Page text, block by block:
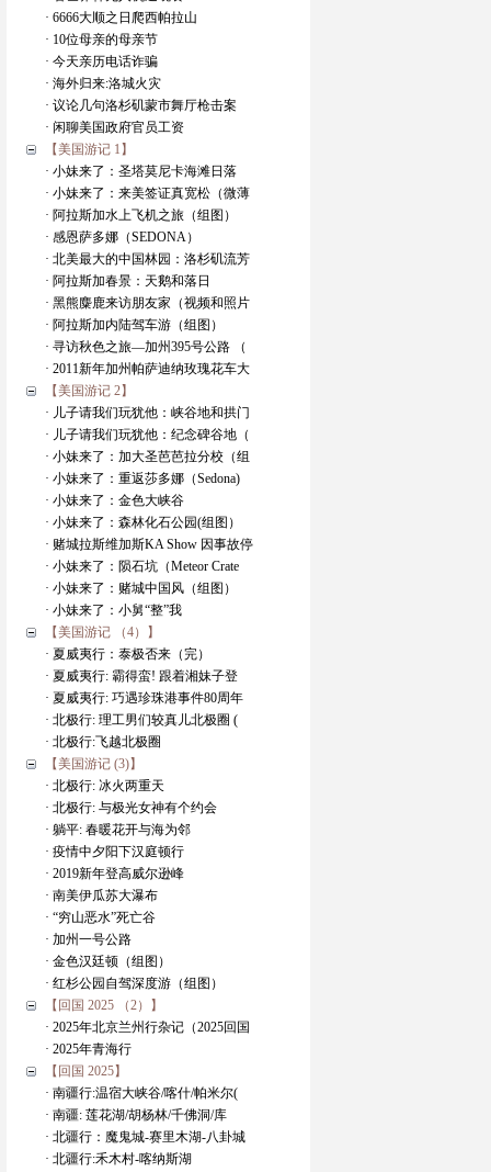
· 6666大顺之日爬西帕拉山
· 10位母亲的母亲节
· 今天亲历电话诈骗
· 海外归来:洛城火灾
· 议论几句洛杉矶蒙市舞厅枪击案
· 闲聊美国政府官员工资
【美国游记 1】
· 小妹来了：圣塔莫尼卡海滩日落
· 小妹来了：来美签证真宽松（微薄
· 阿拉斯加水上飞机之旅（组图）
· 感恩萨多娜（SEDONA）
· 北美最大的中国林园：洛杉矶流芳
· 阿拉斯加春景：天鹅和落日
· 黑熊麋鹿来访朋友家（视频和照片
· 阿拉斯加内陆驾车游（组图）
· 寻访秋色之旅—加州395号公路 （
· 2011新年加州帕萨迪纳玫瑰花车大
【美国游记 2】
· 儿子请我们玩犹他：峡谷地和拱门
· 儿子请我们玩犹他：纪念碑谷地（
· 小妹来了：加大圣芭芭拉分校（组
· 小妹来了：重返莎多娜（Sedona)
· 小妹来了：金色大峡谷
· 小妹来了：森林化石公园(组图）
· 赌城拉斯维加斯KA Show 因事故停
· 小妹来了：陨石坑（Meteor Crate
· 小妹来了：赌城中国风（组图）
· 小妹来了：小舅“整”我
【美国游记 （4）】
· 夏威夷行：泰极否来（完）
· 夏威夷行: 霸得蛮! 跟着湘妹子登
· 夏威夷行: 巧遇珍珠港事件80周年
· 北极行: 理工男们较真儿北极圈 (
· 北极行:飞越北极圈
【美国游记 (3)】
· 北极行: 冰火两重天
· 北极行: 与极光女神有个约会
· 躺平: 春暖花开与海为邻
· 疫情中夕阳下汉庭顿行
· 2019新年登高威尔逊峰
· 南美伊瓜苏大瀑布
· “穷山恶水”死亡谷
· 加州一号公路
· 金色汉廷顿（组图）
· 红杉公园自驾深度游（组图）
【回国 2025 （2）】
· 2025年北京兰州行杂记（2025回国
· 2025年青海行
【回国 2025】
· 南疆行:温宿大峡谷/喀什/帕米尔(
· 南疆: 莲花湖/胡杨林/千佛洞/库
· 北疆行：魔鬼城-赛里木湖-八卦城
· 北疆行:禾木村-喀纳斯湖